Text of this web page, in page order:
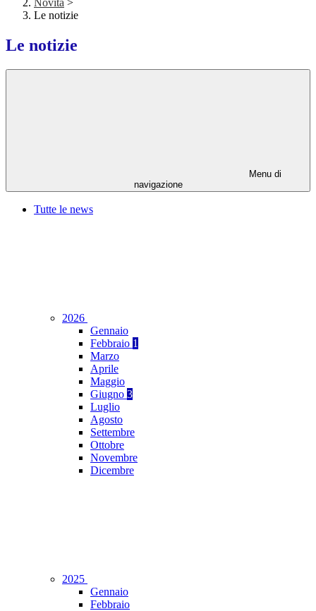
Novità >
Le notizie
Le notizie
Menu di
navigazione
Tutte le news
2026
Gennaio
Febbraio 1
Marzo
Aprile
Maggio
Giugno 3
Luglio
Agosto
Settembre
Ottobre
Novembre
Dicembre
2025
Gennaio
Febbraio